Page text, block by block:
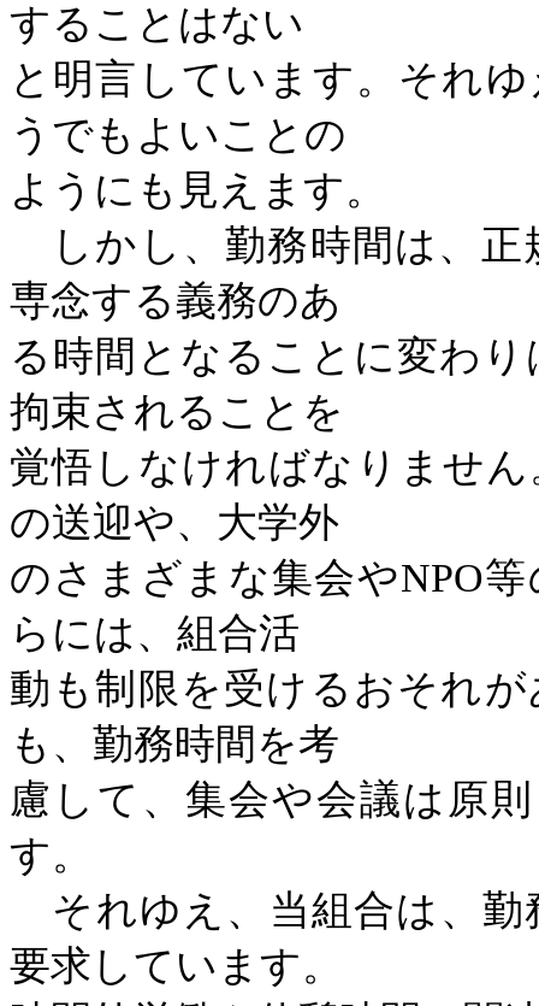
することはない
と明言しています。それ
うでもよいことの
ようにも見えます。
しかし、勤務時間は、正
専念する義務のあ
る時間となることに変わ
拘束されることを
覚悟しなければなりませ
の送迎や、大学外
のさまざまな集会やNPO等
らには、組合活
動も制限を受けるおそれ
も、勤務時間を考
慮して、集会や会議は原
す。
それゆえ、当組合は、勤
要求しています。